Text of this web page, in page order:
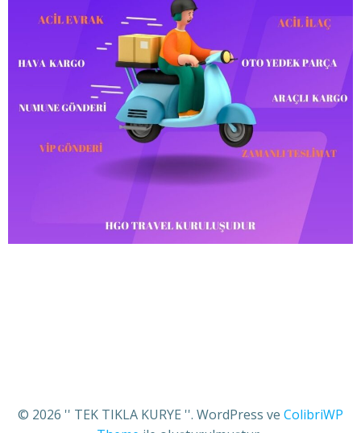
© 2026 '' TEK TIKLA KURYE ''. WordPress ve ColibriWP